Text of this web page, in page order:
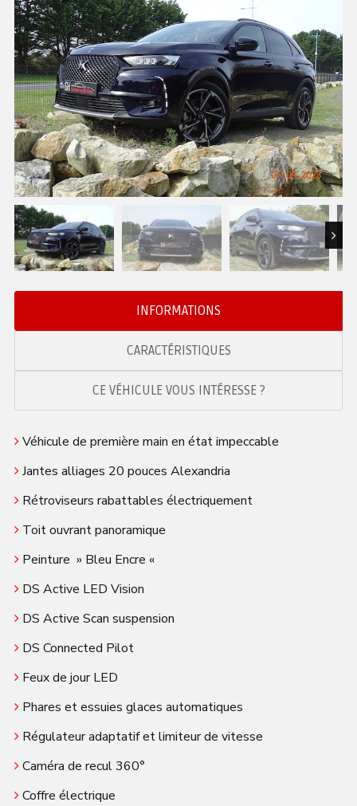
Next
INFORMATIONS
CARACTÉRISTIQUES
CE VÉHICULE VOUS INTÉRESSE ?
Véhicule de première main en état impeccable
Jantes alliages 20 pouces Alexandria
Rétroviseurs rabattables électriquement
Toit ouvrant panoramique
Peinture » Bleu Encre «
DS Active LED Vision
DS Active Scan suspension
DS Connected Pilot
Feux de jour LED
Phares et essuies glaces automatiques
Régulateur adaptatif et limiteur de vitesse
Caméra de recul 360°
Coffre électrique